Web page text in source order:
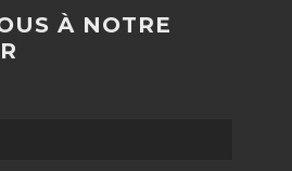
À NOTRE